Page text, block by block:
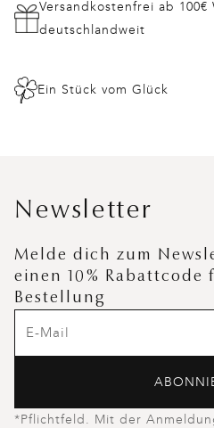
Versandkostenfrei ab 100€
deutschlandweit
Ein Stück vom Glück
Newsletter
Melde dich zum
einen 10% Rabattcode
Bestellung
*Pflichtfeld. Mit der